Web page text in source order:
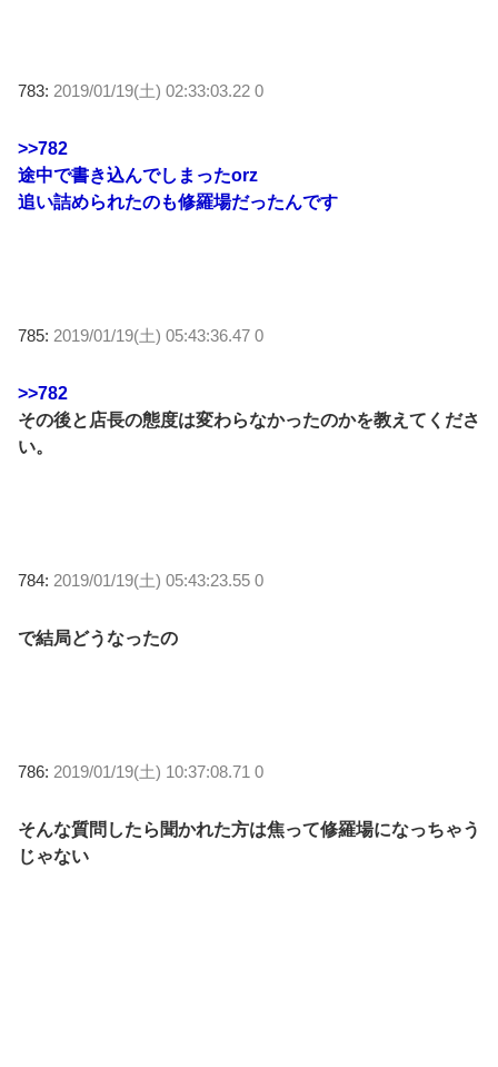
783: 2019/01/19(土) 02:33:03.22 0
>>782
途中で書き込んでしまったorz
追い詰められたのも修羅場だったんです
785: 2019/01/19(土) 05:43:36.47 0
>>782
その後と店長の態度は変わらなかったのかを教えてくださ
い。
784: 2019/01/19(土) 05:43:23.55 0
で結局どうなったの
786: 2019/01/19(土) 10:37:08.71 0
そんな質問したら聞かれた方は焦って修羅場になっちゃう
じゃない